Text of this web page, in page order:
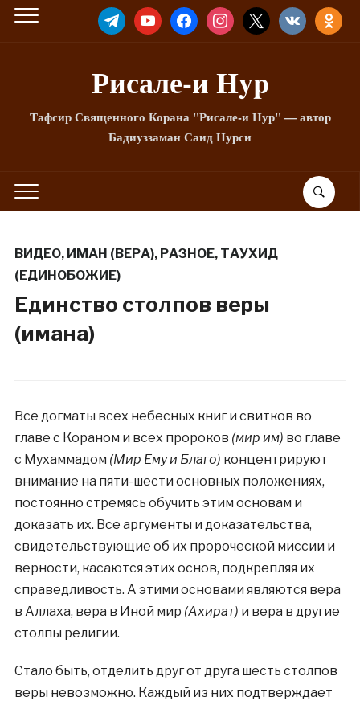
TELEGRAMYOUTUBEFACEBOOKINSTAGRAM
X VKONTAKTE
Рисале-и Hyp
Тафсир Священного Корана "Рисале-и Нур" — автор
Бадиуззаман Саид Нурси
ВИДЕО, ИМАН (ВЕРА), РАЗНОЕ, ТАУХИД
(ЕДИНОБОЖИЕ)
Единство столпов веры
(имана)
Все догматы всех небесных книг и свитков во
главе с Кораном и всех пророков (мир им) во главе
с Мухаммадом (Мир Ему и Благо) концентрируют
внимание на пяти-шести основных положениях,
постоянно стремясь обучить этим основам и
доказать их. Все аргументы и доказательства,
свидетельствующие об их пророческой миссии и
верности, касаются этих основ, подкрепляя их
справедливость. А этими основами являются вера
в Аллаха, вера в Иной мир (Ахират) и вера в другие
столпы религии.
Стало быть, отделить друг от друга шесть столпов
веры невозможно. Каждый из них подтверждает